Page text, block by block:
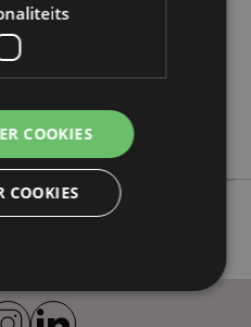
COOKIES
COOKIES